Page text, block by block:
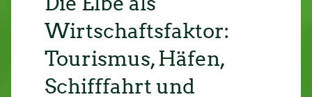
Wirtschaftsfaktor:
Tourismus, Häfen,
Schifffahrt und